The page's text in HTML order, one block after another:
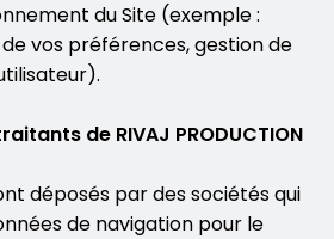
du Site (exemple :
vos préférences, gestion de
de RIVAJ PRODUCTION
déposés par des sociétés qui
de navigation pour le